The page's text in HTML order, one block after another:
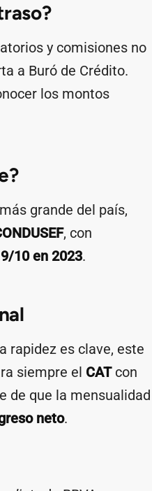
y comisiones no
a Buró de Crédito.
los montos
grande del país,
, con
10 en 2023.
rapidez es clave, este
siempre el CATcon
de que la mensualidad
neto.